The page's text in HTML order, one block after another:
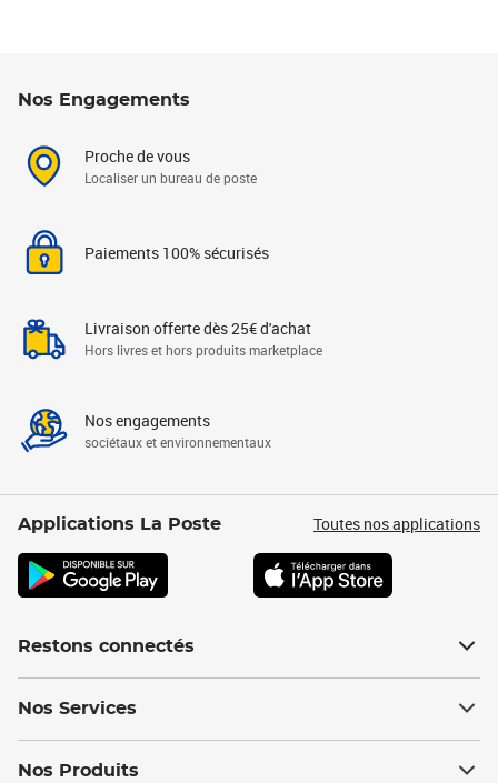
Nos Engagements
Proche de vous
Localiser un bureau de poste
Paiements 100% sécurisés
Livraison offerte dès 25€ d'achat
Hors livres et hors produits marketplace
Nos engagements
sociétaux et environnementaux
Applications La Poste Toutes nos applications
Restons connectés
Nos Services
Nos Produits